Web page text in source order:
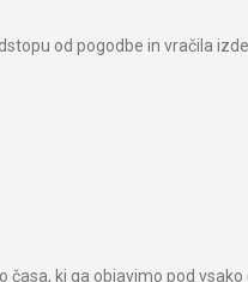
od pogodbe in vračila
ki ga objavimo pod vsako